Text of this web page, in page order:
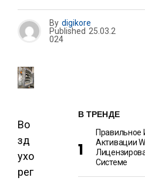
By digikore
Published 25.03.2
024
Во
зд
ухо
рег
В ТРЕНДЕ
Правильное
Активации
Системе